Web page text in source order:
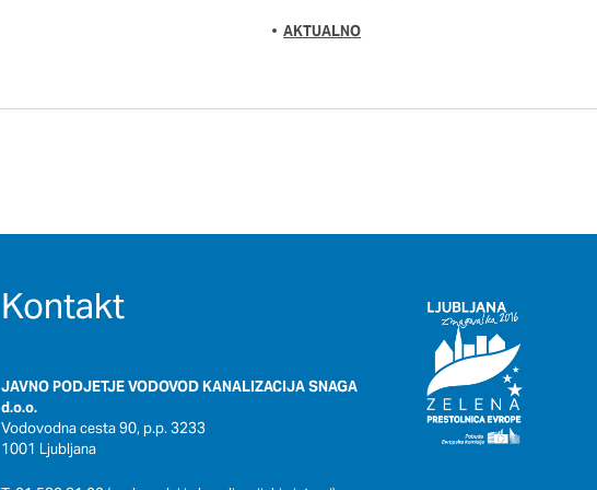
AKTUALNO
Kontakt
JAVNO PODJETJE VODOVOD KANALIZACIJA SNAGA
d.o.o.
Vodovodna cesta 90, p.p. 3233
1001 Ljubljana